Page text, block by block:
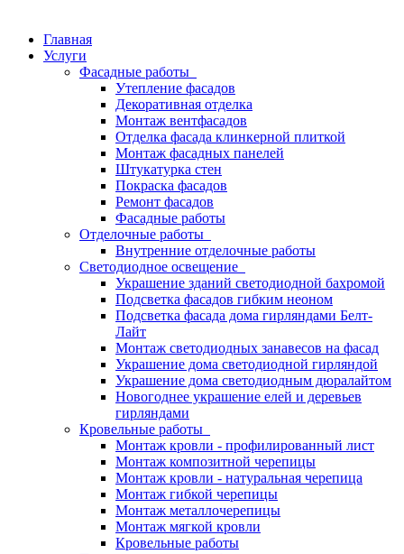
Главная
Услуги
Фасадные работы
Утепление фасадов
Декоративная отделка
Монтаж вентфасадов
Отделка фасада клинкерной плиткой
Монтаж фасадных панелей
Штукатурка стен
Покраска фасадов
Ремонт фасадов
Фасадные работы
Отделочные работы
Внутренние отделочные работы
Светодиодное освещение
Украшение зданий светодиодной бахромой
Подсветка фасадов гибким неоном
Подсветка фасада дома гирляндами Белт-
Лайт
Монтаж светодиодных занавесов на фасад
Украшение дома светодиодной гирляндой
Украшение дома светодиодным дюралайтом
Новогоднее украшение елей и деревьев
гирляндами
Кровельные работы
Монтаж кровли - профилированный лист
Монтаж композитной черепицы
Монтаж кровли - натуральная черепица
Монтаж гибкой черепицы
Монтаж металлочерепицы
Монтаж мягкой кровли
Кровельные работы